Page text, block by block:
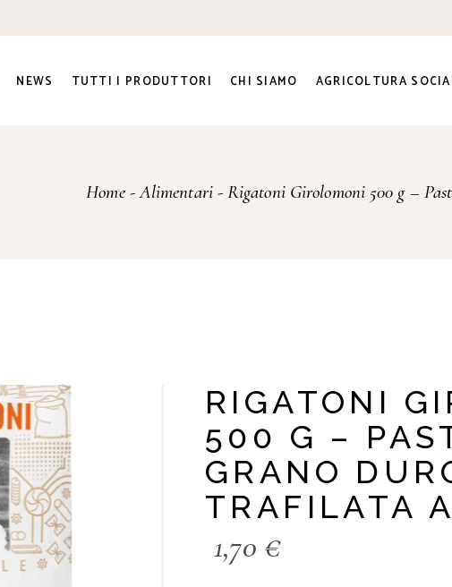
NEWS TUTTI I PRODUTTORI CHI SIAMO AGRICOLTURA
Home Alimentari Rigatoni Girolomoni 500 g –
RIGATONI
500 G –
GRANO
TRAFILATA
1,70 €